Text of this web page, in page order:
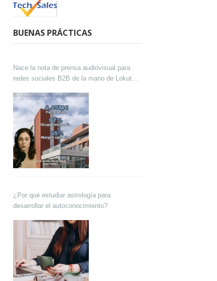
BUENAS PRÁCTICAS
Nace la nota de prensa audiovisual para
redes sociales B2B de la mano de Lokutor
¿Por qué estudiar astrología para
desarrollar el autoconocimiento?